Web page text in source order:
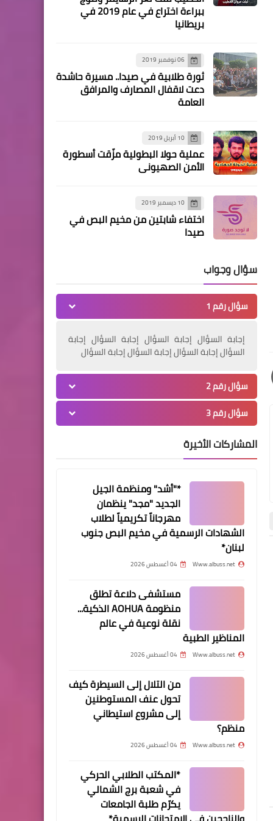
محطات‏
02 نوفمبر 2025
بمناسبة الذكرى الـ108 لوعد بلفور
المشؤوم صادر عن منتدى المؤسسات
والجمعيات العاملة في الوسط
الفلسطيني في لبنان
Www.albuss.net
تنظيم الصاعقة يشارك في
مقالات
*الاستهداف اللا أخلاقي وغير
فلسطين*
أخبار المخيمات
جبهة النضال تشارك في وقفة
دعم الرئيس في مخيم
أخبار البص
الحاجة رسمية علي العلي ( أم
شكري بركات ) في اليوم
الثاني*
أخبار البص
*بالفيديو:ثالث المرحوم ""احمد
اسعد اسعد ابو عماد"*
*وفد من حركة فتح يزور جمعية
المشاريع الخيرية الاسلامية في
منطقة صور*
*إعلام حركة "فتح" في صور
تزور مخيم الش♡هيد القائد
الحركي في منطقة صور*
الرئيس التركي يستقبل الرئيس
محمود عباس بمراسم رسمية
في أنقرة
ببراءة اختراع في عام 2019 في
بريطانيا
06 نوفمبر 2019
ثورة طلابية في صيدا.. مسيرة حاشدة
دعت لاقفال المصارف والمرافق
العامة
10 أبريل 2019
عملية حولا البطولية مزّقت أسطورة
الأمن الصهيوني
10 ديسمبر 2019
اختفاء شابتين من مخيم البص في
صيدا
سؤال وجواب
سؤال رقم 1
إجابة السؤال إجابة السؤال إجابة السؤال إجابة
السؤال إجابة السؤال إجابة السؤال إجابة السؤال
سؤال رقم 2
سؤال رقم 3
المشاركات الأخيرة
*"أشد" ومنظمة الجيل
الجديد "مجد" ينظمان
مهرجاناً تكريمياً لطلاب
الشهادات الرسمية في مخيم البص جنوب
لبنان*
Www.albuss.net 04 أغسطس 2026
مستشفى دلاعة تطلق
منظومة AOHUA الذكية...
نقلة نوعية في عالم
المناظير الطبية
Www.albuss.net 04 أغسطس 2026
من التلال إلى السيطرة كيف
تحول عنف المستوطنين
إلى مشروع استيطاني
منظم؟
Www.albuss.net 04 أغسطس 2026
*المكتب الطلابي الحركي
في شعبة برج الشمالي
يكرّم طلبة الجامعات